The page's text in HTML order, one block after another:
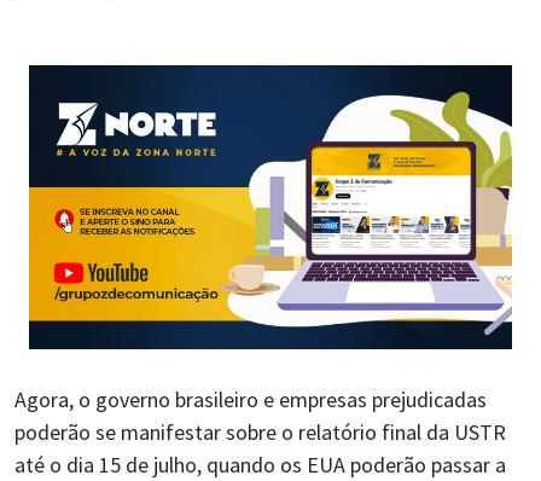
Agora, o governo brasileiro e empresas prejudicadas
poderão se manifestar sobre o relatório final da USTR
até o dia 15 de julho, quando os EUA poderão passar a